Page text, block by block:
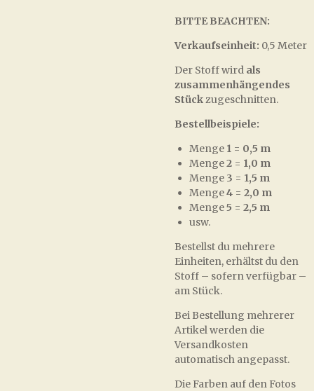
BITTE BEACHTEN:
Verkaufseinheit: 0,5 Meter
Der Stoff wird als
zusammenhängendes
Stückzugeschnitten.
Bestellbeispiele:
Menge 1 = 0,5 m
Menge2 = 1,0 m
Menge 3 = 1,5 m
Menge4 = 2,0 m
Menge5 = 2,5 m
usw.
Bestellst du mehrere
Einheiten, erhältst du den
Stoff – sofern verfügbar –
am Stück.
Bei Bestellung mehrerer
Artikel werden die
Versandkosten
automatisch angepasst.
Die Farben auf den Fotos